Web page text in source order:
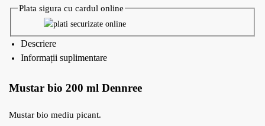
Plata sigura cu cardul online
Descriere
Informații suplimentare
Mustar bio 200 ml Dennree
Mustar bio mediu picant.